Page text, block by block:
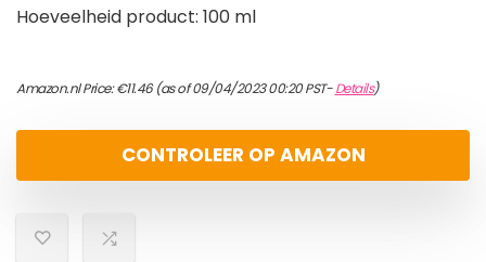
Hoeveelheid product: 100 ml
Amazon.nl Price:€11.46(as of 09/04/2023 00:20 PST-Details)
CONTROLEER OP AMAZON